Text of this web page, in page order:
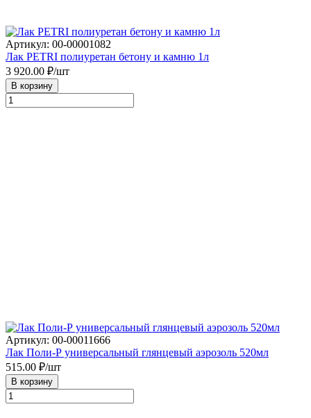
Артикул: 00-00001082
Лак PETRI полиуретан бетону и камню 1л
3 920.00 ₽/шт
В корзину
Артикул: 00-00011666
Лак Поли-Р универсальный глянцевый аэрозоль 520мл
515.00 ₽/шт
В корзину